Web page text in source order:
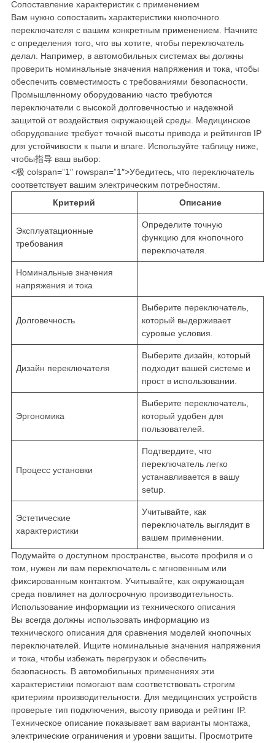
Сопоставление характеристик с применением
Вам нужно сопоставить характеристики кнопочного
переключателя с вашим конкретным применением. Начните
с определения того, что вы хотите, чтобы переключатель
делал. Например, в автомобильных системах вы должны
проверить номинальные значения напряжения и тока, чтобы
обеспечить совместимость с требованиями безопасности.
Промышленному оборудованию часто требуются
переключатели с высокой долговечностью и надежной
защитой от воздействия окружающей среды. Медицинское
оборудование требует точной высоты привода и рейтингов IP
для устойчивости к пыли и влаге. Используйте таблицу ниже,
чтобы指导 ваш выбор:
<极 colspan=”1″ rowspan=”1″>Убедитесь, что переключатель
соответствует вашим электрическим потребностям.
Критерий
Описание
Эксплуатационные
требования
Определите точную
функцию для кнопочного
переключателя.
Номинальные значения
напряжения и тока
Долговечность
Выберите переключатель,
который выдерживает
суровые условия.
Дизайн переключателя
Выберите дизайн, который
подходит вашей системе и
прост в использовании.
Эргономика
Выберите переключатель,
который удобен для
пользователей.
Процесс установки
Подтвердите, что
переключатель легко
устанавливается в вашу
setup.
Эстетические
характеристики
Учитывайте, как
переключатель выглядит в
вашем применении.
Подумайте о доступном пространстве, высоте профиля и о
том, нужен ли вам переключатель с мгновенным или
фиксированным контактом. Учитывайте, как окружающая
среда повлияет на долгосрочную производительность.
Использование информации из технического описания
Вы всегда должны использовать информацию из
технического описания для сравнения моделей кнопочных
переключателей. Ищите номинальные значения напряжения
и тока, чтобы избежать перегрузок и обеспечить
безопасность. В автомобильных применениях эти
характеристики помогают вам соответствовать строгим
критериям производительности. Для медицинских устройств
проверьте тип подключения, высоту привода и рейтинг IP.
Техническое описание показывает вам варианты монтажа,
электрические ограничения и уровни защиты. Просмотрите